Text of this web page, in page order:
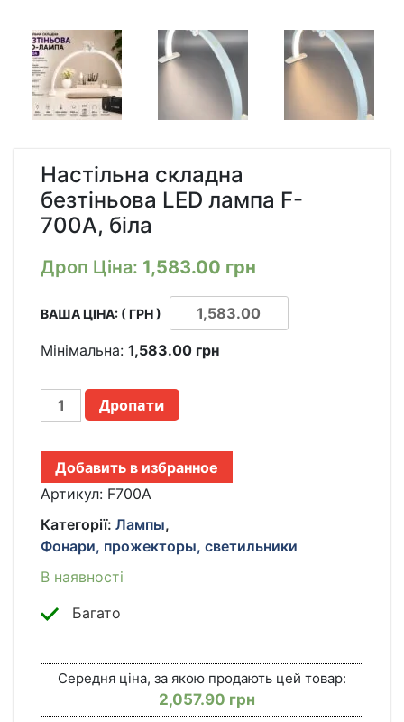
Настільна складна
безтіньова LED лампа F-
700A, біла
Дроп Ціна: 1,583.00 грн
ВАША ЦІНА: ( ГРН )
Мінімальна: 1,583.00 грн
НАСТОЛЬНАЯ
СКЛАДНАЯ
LED
ЛАМПА
F-
БЕЛАЯ
КІЛЬКІСТЬ
Дропати
Добавить в избранное
Артикул: F700A
Категорії: Лампы,
Фонари, прожекторы, светильники
В наявності
Багато
Середня ціна, за якою продають цей товар:
2,057.90 грн